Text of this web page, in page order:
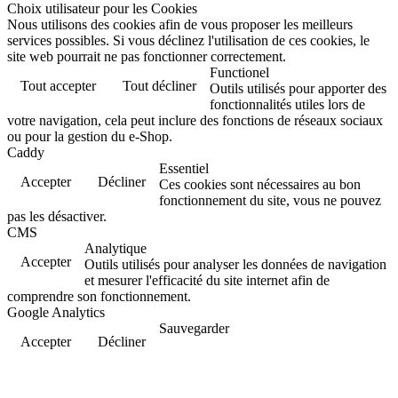
Choix utilisateur pour les Cookies
Nous utilisons des cookies afin de vous proposer les meilleurs
services possibles. Si vous déclinez l'utilisation de ces cookies, le
site web pourrait ne pas fonctionner correctement.
Tout accepter
Tout décliner
Functionel
Outils utilisés pour apporter des
fonctionnalités utiles lors de
votre navigation, cela peut inclure des fonctions de réseaux sociaux
ou pour la gestion du e-Shop.
Caddy
Accepter
Décliner
Essentiel
Ces cookies sont nécessaires au bon
fonctionnement du site, vous ne pouvez
pas les désactiver.
CMS
Accepter
Analytique
Outils utilisés pour analyser les données de navigation
et mesurer l'efficacité du site internet afin de
comprendre son fonctionnement.
Google Analytics
Accepter
Décliner
Sauvegarder